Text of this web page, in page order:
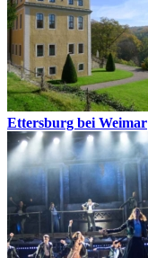
Ettersburg bei Weimar